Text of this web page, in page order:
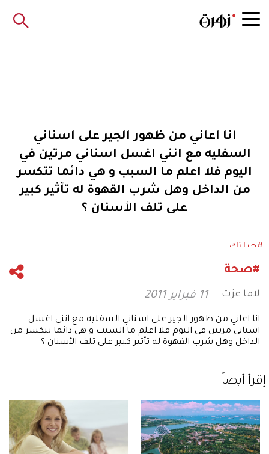
انا اعاني من ظهور الجير على اسناني
السفليه مع انني اغسل اسناني مرتين في
اليوم فلا اعلم ما السبب و هي دائما تتكسر
من الداخل وهل شرب القهوة له تأثير كبير
على تلف الأسنان ؟
#حياتك
#صحة
لاما عزت 11 فبراير 2011
انا اعاني من ظهور الجير على اسناني السفليه مع انني اغسل
اسناني مرتين في اليوم فلا اعلم ما السبب و هي دائما تتكسر من
الداخل وهل شرب القهوة له تأثير كبير على تلف الأسنان ؟
إقرأ أيضاً